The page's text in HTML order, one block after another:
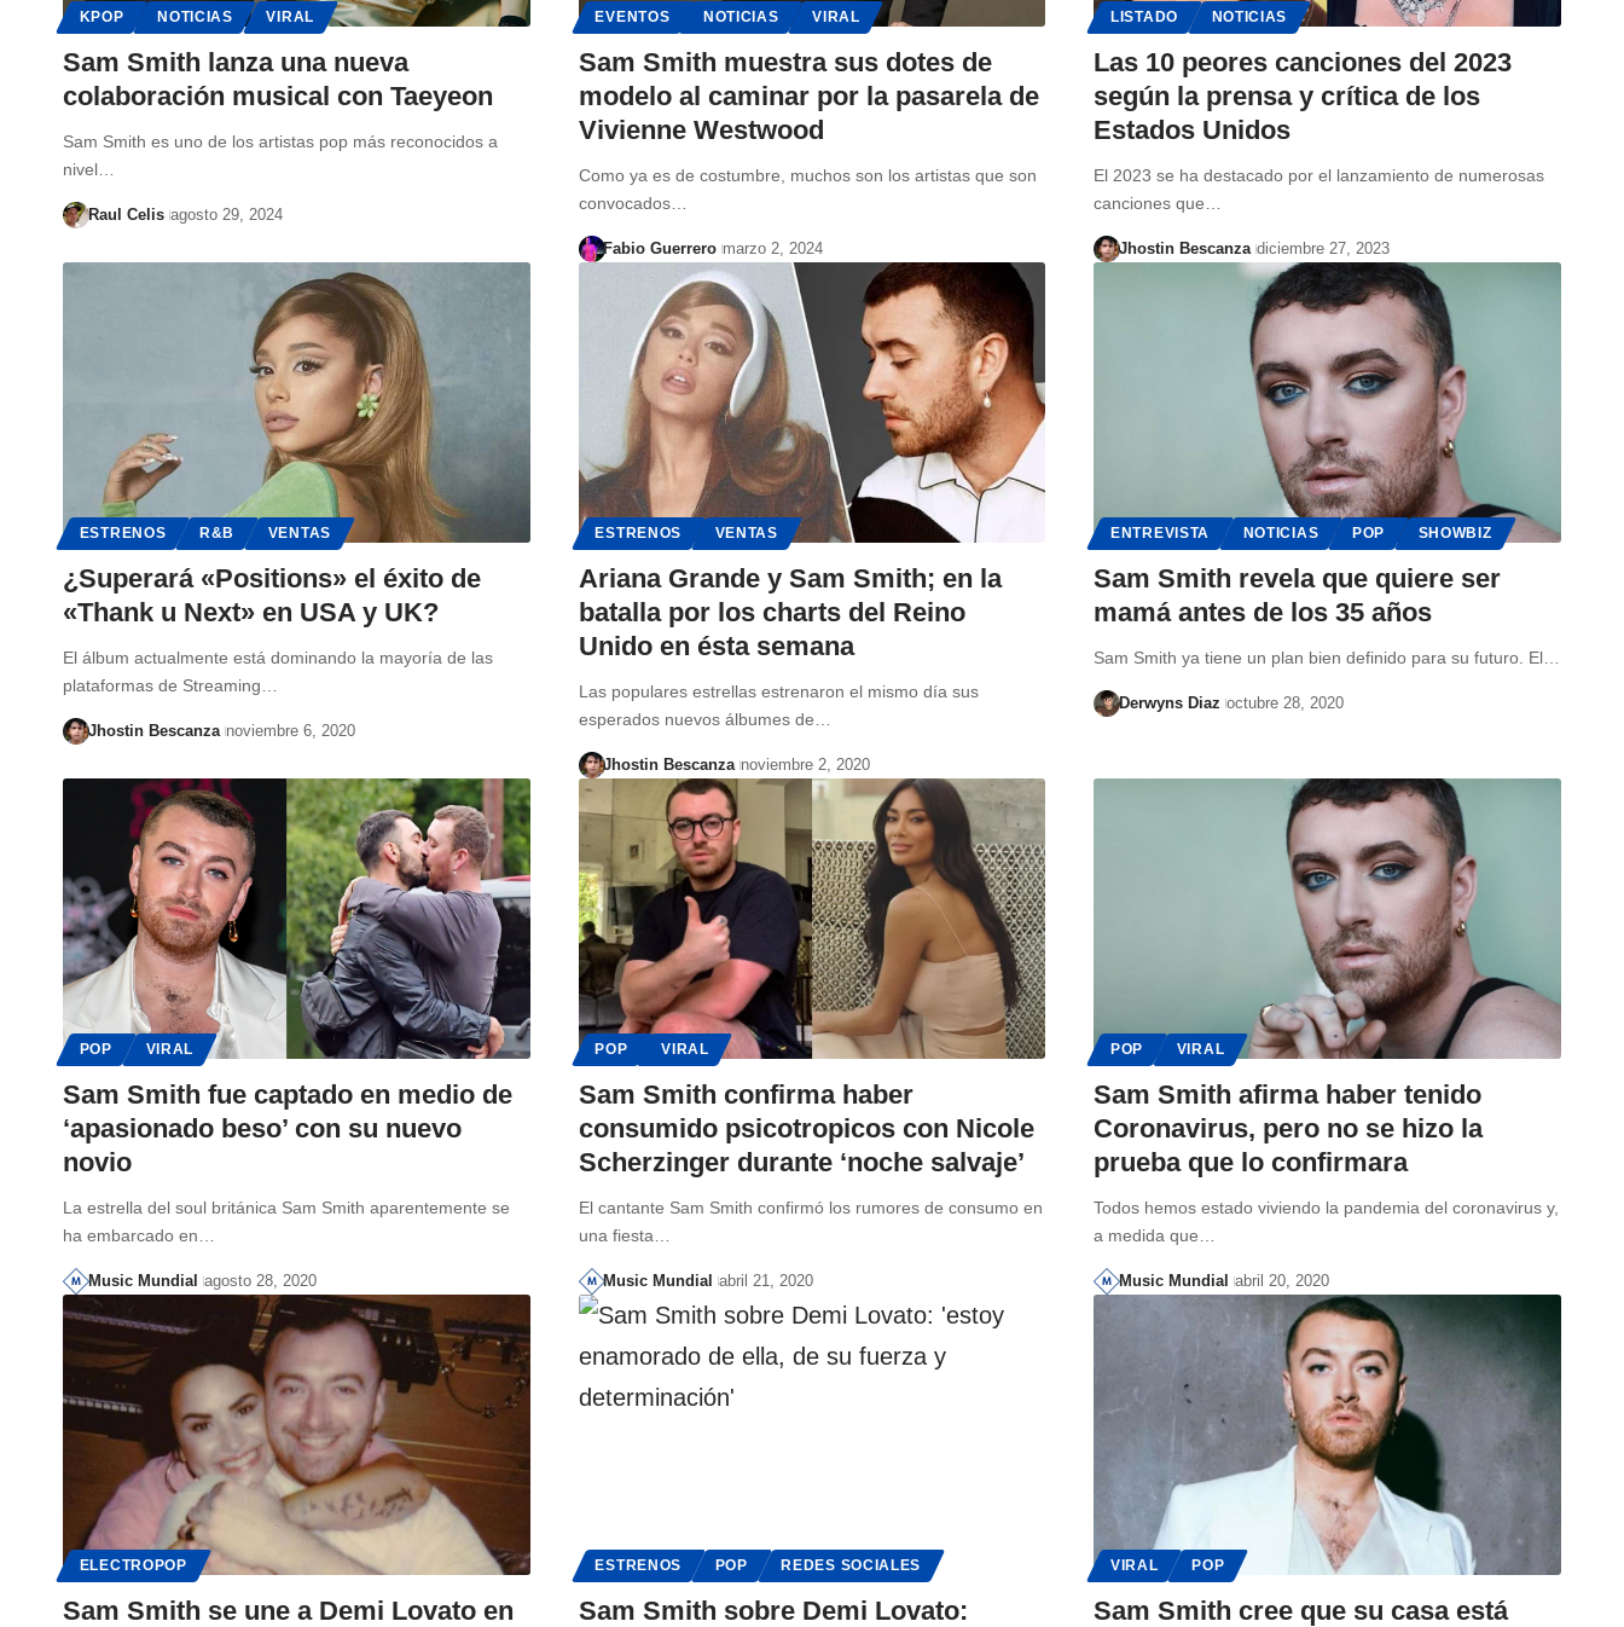
KPOP NOTICIAS VIRAL
Sam Smith lanza una nueva
colaboración musical con Taeyeon
Sam Smith es uno de los artistas pop más reconocidos a
nivel…
Raul Celis agosto 29, 2024
EVENTOS NOTICIAS VIRAL
Sam Smith muestra sus dotes de
modelo al caminar por la pasarela de
Vivienne Westwood
Como ya es de costumbre, muchos son los artistas que son
convocados…
Fabio Guerrero marzo 2, 2024
LISTADO NOTICIAS
Las 10 peores canciones del 2023
según la prensa y crítica de los
Estados Unidos
El 2023 se ha destacado por el lanzamiento de numerosas
canciones que…
Jhostin Bescanza diciembre 27, 2023
ESTRENOS R&B VENTAS
¿Superará «Positions» el éxito de
«Thank u Next» en USA y UK?
El álbum actualmente está dominando la mayoría de las
plataformas de Streaming…
Jhostin Bescanza noviembre 6, 2020
ESTRENOS VENTAS
Ariana Grande y Sam Smith; en la
batalla por los charts del Reino
Unido en ésta semana
Las populares estrellas estrenaron el mismo día sus
esperados nuevos álbumes de…
Jhostin Bescanza noviembre 2, 2020
ENTREVISTA NOTICIAS POP SHOWBIZ
Sam Smith revela que quiere ser
mamá antes de los 35 años
Sam Smith ya tiene un plan bien definido para su futuro. El…
Derwyns Diaz octubre 28, 2020
POP VIRAL
Sam Smith fue captado en medio de
‘apasionado beso’ con su nuevo
novio
La estrella del soul británica Sam Smith aparentemente se
ha embarcado en…
Music Mundial agosto 28, 2020
POP VIRAL
Sam Smith confirma haber
consumido psicotropicos con Nicole
Scherzinger durante ‘noche salvaje’
El cantante Sam Smith confirmó los rumores de consumo en
una fiesta…
Music Mundial abril 21, 2020
POP VIRAL
Sam Smith afirma haber tenido
Coronavirus, pero no se hizo la
prueba que lo confirmara
Todos hemos estado viviendo la pandemia del coronavirus y,
a medida que…
Music Mundial abril 20, 2020
ELECTROPOP
Sam Smith se une a Demi Lovato en
ESTRENOS POP REDES SOCIALES
Sam Smith sobre Demi Lovato:
VIRAL POP
Sam Smith cree que su casa está